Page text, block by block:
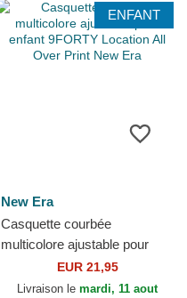
ENFANT
New Era
Casquette courbée
multicolore ajustable pour
enfant 9FORTY Location All
Over Print New Era
EUR 21,95
Livraison le mardi, 11 aout